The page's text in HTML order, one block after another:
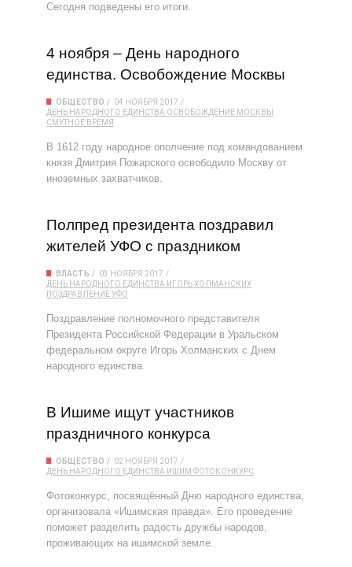
Сегодня подведены его итоги.
4 ноября – День народного
единства. Освобождение Москвы
ОБЩЕСТВО
04 НОЯБРЯ 2017
ДЕНЬ НАРОДНОГО ЕДИНСТВА ОСВОБОЖДЕНИЕ МОСКВЫ
СМУТНОЕ ВРЕМЯ
В 1612 году народное ополчение под командованием
князя Дмитрия Пожарского освободило Москву от
иноземных захватчиков.
Полпред президента поздравил
жителей УФО с праздником
ВЛАСТЬ
03 НОЯБРЯ 2017
ДЕНЬ НАРОДНОГО ЕДИНСТВА ИГОРЬ ХОЛМАНСКИХ
ПОЗДРАВЛЕНИЕУФО
Поздравление полномочного представителя
Президента Российской Федерации в Уральском
федеральном округе Игорь Холманских с Днем
народного единства.
В Ишиме ищут участников
праздничного конкурса
ОБЩЕСТВО
02 НОЯБРЯ 2017
ДЕНЬ НАРОДНОГО ЕДИНСТВА ИШИМ ФОТОКОНКУРС
Фотоконкурс, посвящённый Дню народного единства,
организовала «Ишимская правда». Его проведение
поможет разделить радость дружбы народов,
проживающих на ишимской земле.